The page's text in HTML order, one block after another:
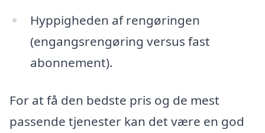
Hyppigheden af rengøringen
(engangsrengøring versus fast
abonnement).
For at få den bedste pris og de mest
passende tjenester kan det være en god